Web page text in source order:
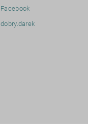
Facebook
dobry.darek